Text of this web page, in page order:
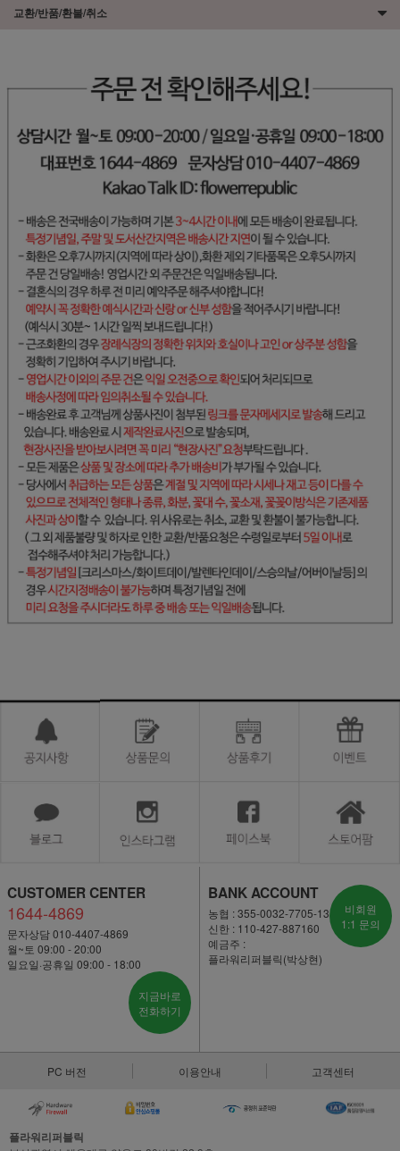
교환/반품/환불/취소
CUSTOMER CENTER
1644-4869
문자상담 010-4407-4869
월~토 09:00 - 20:00
일요일·공휴일 09:00 - 18:00
지금바로
전화하기
BANK ACCOUNT
농협 : 355-0032-7705-13
신한 : 110-427-887160
예금주 :
플라워리퍼블릭(박상현)
비회원
1:1 문의
PC 버전 이용안내 고객센터
플라워리퍼블릭